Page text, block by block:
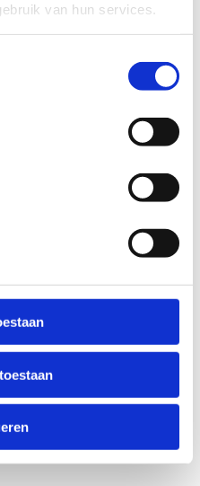
van hun services.